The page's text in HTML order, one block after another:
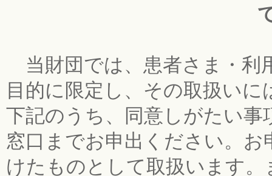
当財団では、患者さま・利
目的に限定し、その取扱い
下記のうち、同意しがたい
窓口までお申出ください。
けたものとして取扱います